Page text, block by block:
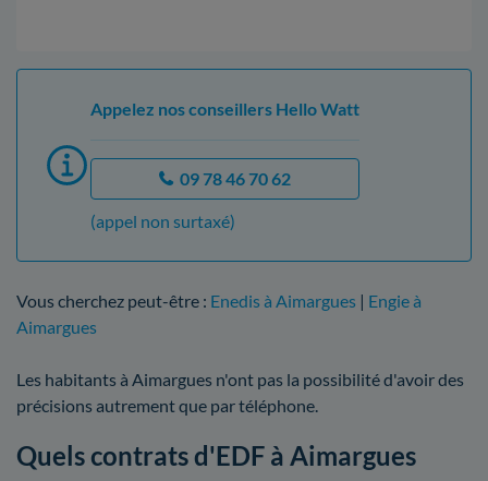
Appelez nos conseillers Hello Watt
09 78 46 70 62
(appel non surtaxé)
Vous cherchez peut-être : Enedis à Aimargues | Engie à
Aimargues
Les habitants à Aimargues n'ont pas la possibilité d'avoir des
précisions autrement que par téléphone.
Quels contrats d'EDF à Aimargues